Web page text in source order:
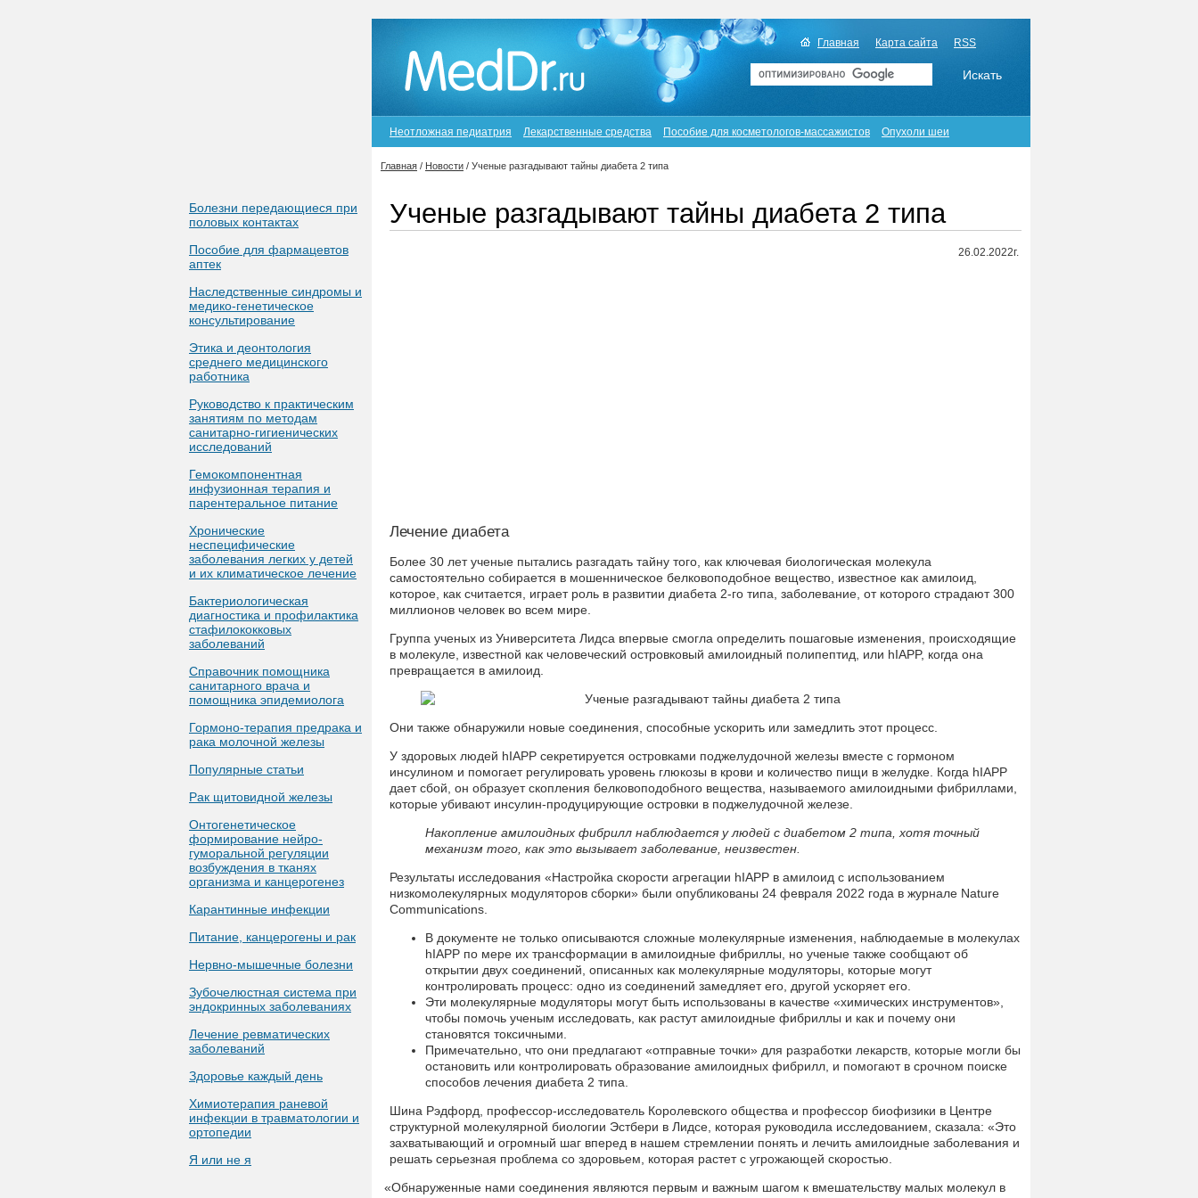
Болезни передающиеся при
половых контактах
Пособие для фармацевтов
аптек
Наследственные синдромы и
медико-генетическое
консультирование
Этика и деонтология
среднего медицинского
работника
Руководство к практическим
занятиям по методам
санитарно-гигиенических
исследований
Гемокомпонентная
инфузионная терапия и
парентеральное питание
Хронические
неспецифические
заболевания легких у детей
и их климатическое лечение
Бактериологическая
диагностика и профилактика
стафилококковых
заболеваний
Справочник помощника
санитарного врача и
помощника эпидемиолога
Гормоно-терапия предрака и
рака молочной железы
Популярные статьи
Рак щитовидной железы
Онтогенетическое
формирование нейро-
гуморальной регуляции
возбуждения в тканях
организма и канцерогенез
Карантинные инфекции
Питание, канцерогены и рак
Нервно-мышечные болезни
Зубочелюстная система при
эндокринных заболеваниях
Лечение ревматических
заболеваний
Здоровье каждый день
Химиотерапия раневой
инфекции в травматологии и
ортопедии
Я или не я
Главная Карта сайта RSS
Неотложная педиатрия Лекарственные средства Пособие для косметологов-массажистов Опухоли шеи
Главная / Новости / Ученые разгадывают тайны диабета 2 типа
Ученые разгадывают тайны диабета 2 типа
26.02.2022г.
Лечение диабета
Более 30 лет ученые пытались разгадать тайну того, как ключевая биологическая молекула
самостоятельно собирается в мошенническое белковоподобное вещество, известное как амилоид,
которое, как считается, играет роль в развитии диабета 2-го типа, заболевание, от которого страдают 300
миллионов человек во всем мире.
Группа ученых из Университета Лидса впервые смогла определить пошаговые изменения, происходящие
в молекуле, известной как человеческий островковый амилоидный полипептид, или hIAPP, когда она
превращается в амилоид.
Они также обнаружили новые соединения, способные ускорить или замедлить этот процесс.
У здоровых людей hIAPP секретируется островками поджелудочной железы вместе с гормоном
инсулином и помогает регулировать уровень глюкозы в крови и количество пищи в желудке. Когда hIAPP
дает сбой, он образует скопления белковоподобного вещества, называемого амилоидными фибриллами,
которые убивают инсулин-продуцирующие островки в поджелудочной железе.
Накопление амилоидных фибрилл наблюдается у людей с диабетом 2 типа, хотя точный
механизм того, как это вызывает заболевание, неизвестен.
Результаты исследования «Настройка скорости агрегации hIAPP в амилоид с использованием
низкомолекулярных модуляторов сборки» были опубликованы 24 февраля 2022 года в журнале Nature
Communications.
В документе не только описываются сложные молекулярные изменения, наблюдаемые в молекулах
hIAPP по мере их трансформации в амилоидные фибриллы, но ученые также сообщают об
открытии двух соединений, описанных как молекулярные модуляторы, которые могут
контролировать процесс: одно из соединений замедляет его, другой ускоряет его.
Эти молекулярные модуляторы могут быть использованы в качестве «химических инструментов»,
чтобы помочь ученым исследовать, как растут амилоидные фибриллы и как и почему они
становятся токсичными.
Примечательно, что они предлагают «отправные точки» для разработки лекарств, которые могли бы
остановить или контролировать образование амилоидных фибрилл, и помогают в срочном поиске
способов лечения диабета 2 типа.
Шина Рэдфорд, профессор-исследователь Королевского общества и профессор биофизики в Центре
структурной молекулярной биологии Эстбери в Лидсе, которая руководила исследованием, сказала: «Это
захватывающий и огромный шаг вперед в нашем стремлении понять и лечить амилоидные заболевания и
решать серьезная проблема со здоровьем, которая растет с угрожающей скоростью.
«Обнаруженные нами соединения являются первым и важным шагом к вмешательству малых молекул в